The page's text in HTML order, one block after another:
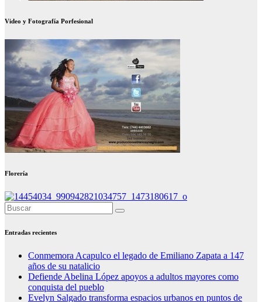
Video y Fotografía Porfesional
Florería
Entradas recientes
Conmemora Acapulco el legado de Emiliano Zapata a 147
años de su natalicio
Defiende Abelina López apoyos a adultos mayores como
conquista del pueblo
Evelyn Salgado transforma espacios urbanos en puntos de